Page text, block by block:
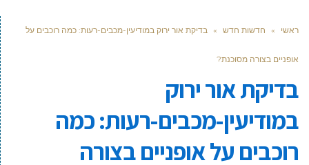
ראשי » חדשות חדש » בדיקת אור ירוק במודיעין-מכבים-רעות: כמה רוכבים על
אופניים בצורה מסוכנת?
בדיקת אור ירוק
במודיעין-מכבים-רעות: כמה
רוכבים על אופניים בצורה